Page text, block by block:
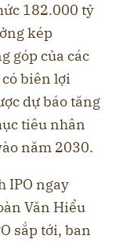
182.000 tỷ
kép
góp của các
biên lợi
dự báo tăng
tiêu nhân
năm 2030.
IPO ngay
Văn Hiểu
sắp tới, ban